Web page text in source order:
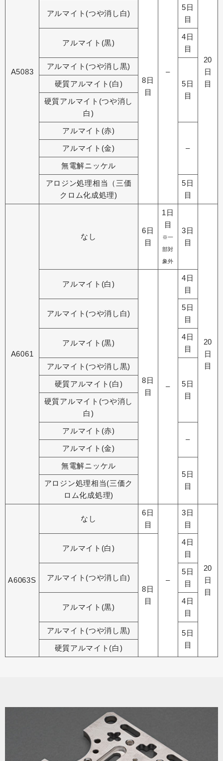
A5083 –
20
日
目
8日
目
アルマイト(つや消し白)
5日
目
アルマイト(黒)
4日
目
アルマイト(つや消し黒)
5日
目
硬質アルマイト(白)
硬質アルマイト(つや消し
白)
アルマイト(赤)
–
アルマイト(金)
無電解ニッケル
アロジン処理相当（三価
クロム化成処理)
5日
目
A6061
なし
6日
目
1日
目
※一
部対
象外
3日
目
20
日
目
アルマイト(白)
8日
目
–
4日
目
アルマイト(つや消し白)
5日
目
アルマイト(黒)
4日
目
アルマイト(つや消し黒)
5日
目
硬質アルマイト(白)
硬質アルマイト(つや消し
白)
アルマイト(赤)
–
アルマイト(金)
無電解ニッケル
5日
目
アロジン処理相当(三価ク
ロム化成処理)
A6063S
なし
6日
目
–
3日
目
20
日
目
アルマイト(白)
8日
目
4日
目
アルマイト(つや消し白)
5日
目
アルマイト(黒)
4日
目
アルマイト(つや消し黒)
5日
目
硬質アルマイト(白)